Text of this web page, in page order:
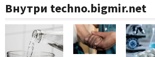
Внутри techno.bigmir.net